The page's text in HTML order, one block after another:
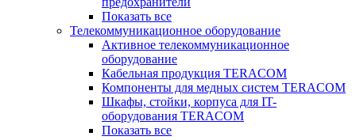
Показать все
Телекоммуникационное оборудование
Активное телекоммуникационное
оборудование
Кабельная продукция TERACOM
Компоненты для медных систем TERACOM
Шкафы, стойки, корпуса для IT-
оборудования TERACOM
Показать все